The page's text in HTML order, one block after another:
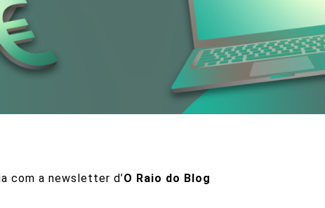
com a newsletter d’O Raio do Blog